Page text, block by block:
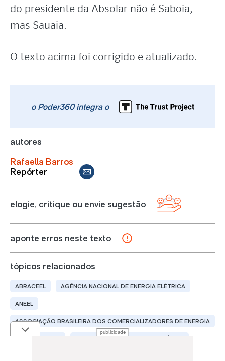
do presidente da Absolar não é Saboia,
mas Sauaia.
O texto acima foi corrigido e atualizado.
o Poder360 integra o
autores
Rafaella Barros
Repórter
elogie, critique ou envie sugestão
aponte erros neste texto
tópicos relacionados
ABRACEEL AGÊNCIA NACIONAL DE ENERGIA ELÉTRICA
ANEEL
ASSOCIAÇÃO BRASILEIRA DOS COMERCIALIZADORES DE ENERGIA
EFEITO ESTUFA EMPRESA DE PESQUISA ENERGÉTICA
publicidade